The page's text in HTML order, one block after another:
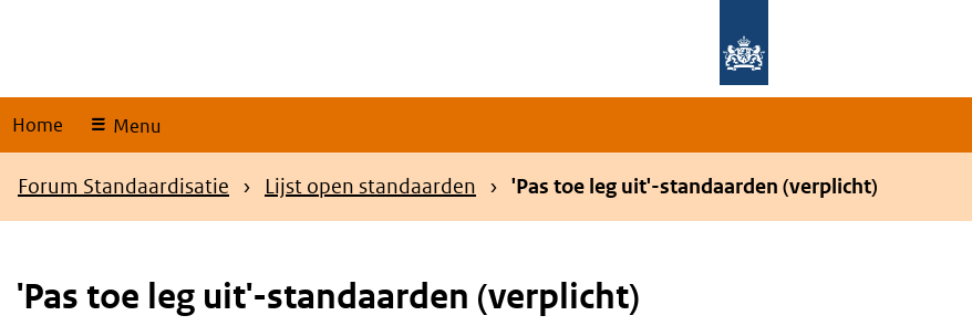
Home Menu
Kruimelpad
Forum Standaardisatie Lijst open standaarden 'Pas toe leg uit'-standaarden (verplicht)
'Pas toe leg uit'-standaarden (verplicht)